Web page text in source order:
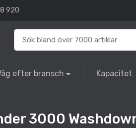
920
efter bransch Kapacitet
3000